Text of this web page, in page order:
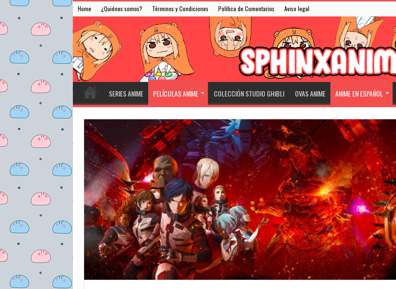
Home ¿Quiénes somos? Términos y Condiciones Política de Comentarios Aviso legal
SERIES ANIME PELÍCULAS ANIME COLECCIÓN STUDIO GHIBLI OVAS ANIME ANIME EN ESPAÑOL